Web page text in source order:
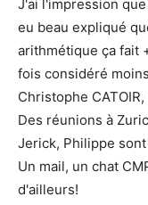
J'ai l'impression
eu beau expliqué
arithmétique ça fait
fois considéré
Christophe
Des réunions à
Jerick, Philippe
Un mail, un chat
d'ailleurs!